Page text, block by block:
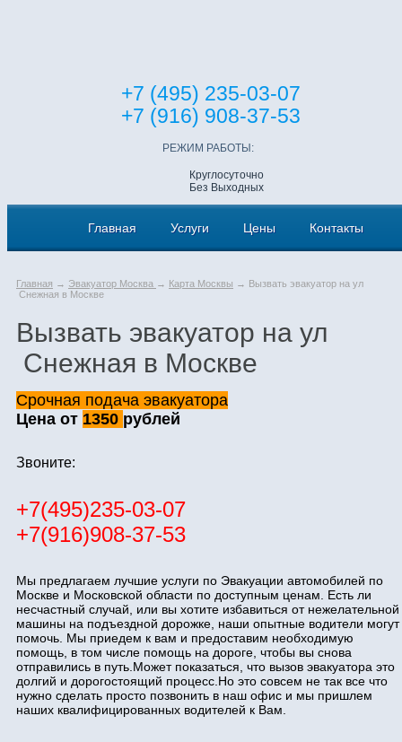
+7 (495) 235-03-07
+7 (916) 908-37-53
РЕЖИМ РАБОТЫ:
Круглосуточно
Без Выходных
Главная Услуги Цены Контакты
Главная → Эвакуатор Москва → Карта Москвы → Вызвать эвакуатор на ул
Снежная в Москве
Вызвать эвакуатор на ул
Снежная в Москве
Срочная подача эвакуатора
Цена от 1350 рублей
Звоните:
+7(495)235-03-07
+7(916)908-37-53
Мы предлагаем лучшие услуги по Эвакуации автомобилей по
Москве и Московской области по доступным ценам. Есть ли
несчастный случай, или вы хотите избавиться от нежелательной
машины на подъездной дорожке, наши опытные водители могут
помочь. Мы приедем к вам и предоставим необходимую
помощь, в том числе помощь на дороге, чтобы вы снова
отправились в путь.Может показаться, что вызов эвакуатора это
долгий и дорогостоящий процесс.Но это совсем не так все что
нужно сделать просто позвонить в наш офис и мы пришлем
наших квалифицированных водителей к Вам.